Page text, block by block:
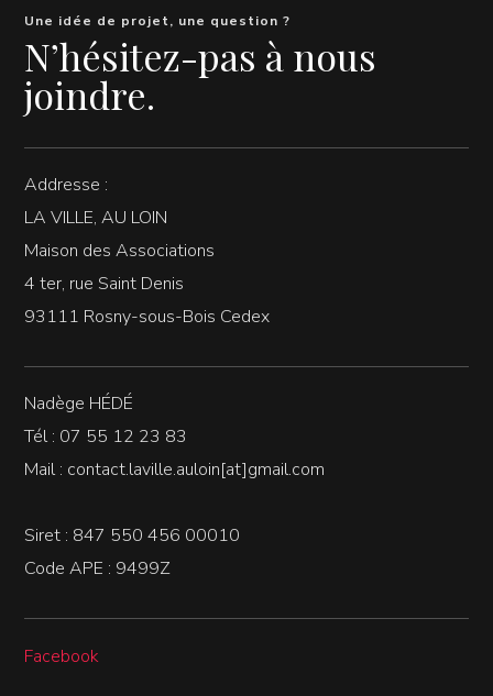
Une idée de projet, une question ?
N’hésitez-pas à nous
joindre.
Addresse :
LA VILLE, AU LOIN
Maison des Associations
4 ter, rue Saint Denis
93111 Rosny-sous-Bois Cedex
Nadège HÉDÉ
Tél : 07 55 12 23 83
Mail : contact.laville.auloin[at]gmail.com
Siret : 847 550 456 00010
Code APE : 9499Z
Facebook